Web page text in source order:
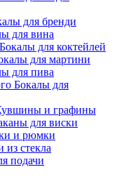
для бренди
для вина
Бокалы для коктейлей
для мартини
для пива
Бокалы для
и графины
для виски
и рюмки
из стекла
подачи